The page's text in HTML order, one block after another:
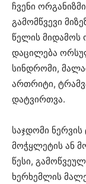
ჩვენი
გამომწვევი
წელის მიდამოს
დაცილება
სინდრომი,
ართრიტი,
დატვირთვა.
საჯდომი
მოჭყლეტის ან
წესი,
ხერხემლის